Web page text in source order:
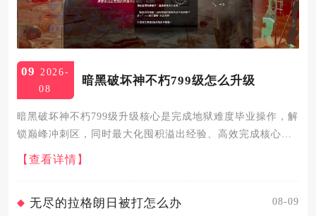
09
2026-
08
暗黑破坏神不朽799级怎么升级
暗黑破坏神不朽799级升级核心是完成地狱难度毕业操作，解
锁巅峰冲刺区，同时最大化囤积溢出经验、高效完成核心任
务，即可平稳突破等级瓶颈进入800级及以上的灾厄难度挑
战。799级处于减负护肝区的等级上限，角色获取的所有溢出
【查看详情】
无尽的拉格朗日被打怎么办 08-09